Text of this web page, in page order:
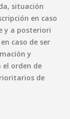
situación
en caso
y a posteriori
caso de ser
y
el orden de
de